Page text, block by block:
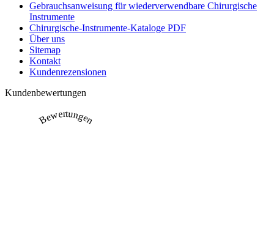
Gebrauchsanweisung für wiederverwendbare Chirurgische
Instrumente
Chirurgische-Instrumente-Kataloge PDF
Über uns
Sitemap
Kontakt
Kundenrezensionen
Kundenbewertungen
Bewertungen